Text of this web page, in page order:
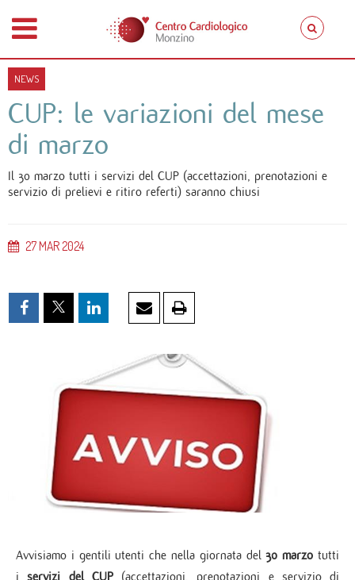
NEWS
CUP: le variazioni del mese
di marzo
Il 30 marzo tutti i servizi del CUP (accettazioni, prenotazioni e
servizio di prelievi e ritiro referti) saranno chiusi
27 MAR 2024
Avvisiamo i gentili utenti che nella giornata del 30 marzo tutti
iservizi del CUP(accettazioni, prenotazioni e servizio di